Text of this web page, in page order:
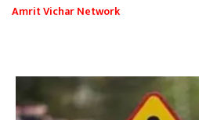
Amrit Vichar Network